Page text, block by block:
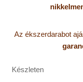
Az ékszerdarabot
Készleten